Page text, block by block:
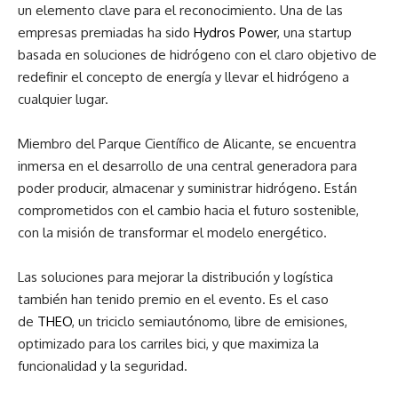
un elemento clave para el reconocimiento. Una de las
empresas premiadas ha sido Hydros Power, una startup
basada en soluciones de hidrógeno con el claro objetivo de
redefinir el concepto de energía y llevar el hidrógeno a
cualquier lugar.
Miembro del Parque Científico de Alicante, se encuentra
inmersa en el desarrollo de una central generadora para
poder producir, almacenar y suministrar hidrógeno. Están
comprometidos con el cambio hacia el futuro sostenible,
con la misión de transformar el modelo energético.
Las soluciones para mejorar la distribución y logística
también han tenido premio en el evento. Es el caso
de THEO, un triciclo semiautónomo, libre de emisiones,
optimizado para los carriles bici, y que maximiza la
funcionalidad y la seguridad.